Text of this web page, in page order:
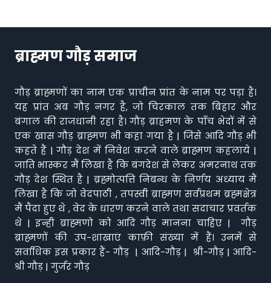
ब्राह्मण गौड़ समाज
गौड़ ब्राह्मणों का नाम एक प्राचीन प्रांत के नाम पर पड़ा है।
यह प्रांत अब गौड़ नगर है, जो चिरकाल तक बिहार और
बंगाल की राजधानी रहा है। गौड़ ब्राहमण के पाँच भेदों में से
एक खास गौड़ ब्राह्मण भी कहा गया है | जिसे आदि गौड़ भी
कहते हैं | गौड़ देश में निवेश करने वाले ब्राह्मण कहलाये |
जाति भास्कर मैं लिखा है कि बंगदेश से लेकर अमरनाथ तक
गौड़ देश स्थित है | ब्रह्मोत्पत्ति निबन्ध के निर्णय अध्याय मैं
लिखा है कि जो वेदपाठी , तपस्वी ब्राह्मण सर्वप्रथम ब्रह्मक्षेत्र
मैं पैदा हुए थे , वेद के धारण करने वाले तथा सदाचार प्रवर्तक
थे | इन्ही ब्राह्मणो को आदि गौड़ मानना चाहिए | गौड़
ब्राह्मणों की उप-शाखाएं काफ़ी संख्या में हैं। उनमें से
सर्वाधिक इस प्रकार हैं- गौड़ | आदि-गौड़ | श्री-गौड़ | आदि-
श्री गौड़ | गुर्जर गौड़